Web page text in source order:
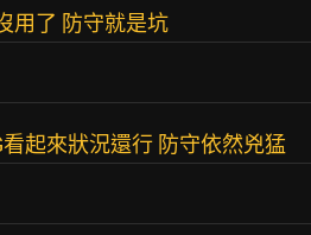
用了 防守就是坑
起來狀況還行 防守依然兇猛